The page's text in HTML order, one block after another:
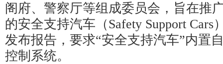
阁府、警察厅等组成委员会，旨在推
的安全支持汽车（Safety Support Cars
发布报告，要求“安全支持汽车”内置
控制系统。